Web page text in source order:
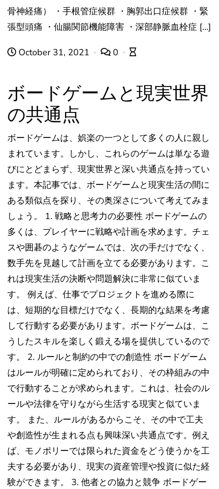
骨神経痛） ・手根管症候群 ・胸郭出口症候群 ・緊
張型頭痛 ・仙腸関節機能障害 ・深部静脈血栓症 […]
October 31, 2021 0
ボードゲームと現実世界
の共通点
ボードゲームは、娯楽の一つとして多くの人に親し
まれています。しかし、これらのゲームは単なる遊
びにとどまらず、現実世界と深い共通点を持ってい
ます。本記事では、ボードゲームと現実生活の間に
ある類似点を探り、その奥深さについて考えてみま
しょう。 1. 戦略と思考力の必要性 ボードゲームの
多くは、プレイヤーに戦略や計画を求めます。チェ
スや囲碁のようなゲームでは、次の手だけでなく、
数手先を見越して計画を立てる必要があります。こ
れは現実生活の決断や問題解決に非常に似ていま
す。 例えば、仕事でプロジェクトを進める際に
は、短期的な目標だけでなく、長期的な結果を考慮
して行動する必要があります。ボードゲームは、こ
うしたスキルを楽しく鍛える場を提供しているので
す。 2. ルールと制約の中での創造性 ボードゲーム
はルールが明確に定められており、その枠組みの中
で行動することが求められます。これは、社会のル
ールや法律を守りながら生活する現実と似ていま
す。 また、ルールがあるからこそ、その中で工夫
や創造性が生まれる点も興味深い共通点です。例え
ば、モノポリーでは限られた資金をどう使うかを工
夫する必要があり、現実の資産管理や投資に似た経
験ができます。 3. 他者との協力と競争 ボードゲー